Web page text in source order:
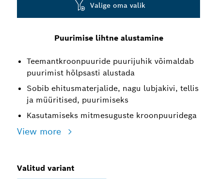
Puurimise lihtne alustamine
Teemantkroonpuuride puurijuhik võimaldab
puurimist hõlpsasti alustada
Sobib ehitusmaterjalide, nagu lubjakivi, tellis
ja müüritised, puurimiseks
Kasutamiseks mitmesuguste kroonpuuridega
View more
Valige oma valik
Valitud variant